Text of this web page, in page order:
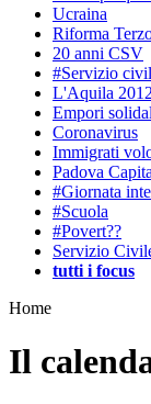
Ucraina
Riforma
20 anni CSV
#Servizio
L'Aquila 2012
Empori
Coronavirus
Immigrati
Padova
#Giornata
#Scuola
#Povert??
Servizio
tutti i focus
Home
Il